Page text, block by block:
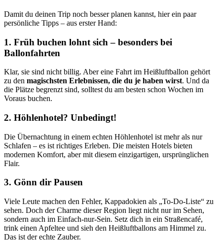
Damit du deinen Trip noch besser planen kannst, hier ein paar
persönliche Tipps – aus erster Hand:
1. Früh buchen lohnt sich – besonders bei
Ballonfahrten
Klar, sie sind nicht billig. Aber eine Fahrt im Heißluftballon gehört
zu den magischsten Erlebnissen, die du je haben wirst. Und da
die Plätze begrenzt sind, solltest du am besten schon Wochen im
Voraus buchen.
2. Höhlenhotel? Unbedingt!
Die Übernachtung in einem echten Höhlenhotel ist mehr als nur
Schlafen – es ist richtiges Erleben. Die meisten Hotels bieten
modernen Komfort, aber mit diesem einzigartigen, ursprünglichen
Flair.
3. Gönn dir Pausen
Viele Leute machen den Fehler, Kappadokien als „To-Do-Liste“ zu
sehen. Doch der Charme dieser Region liegt nicht nur im Sehen,
sondern auch im Einfach-nur-Sein. Setz dich in ein Straßencafé,
trink einen Apfeltee und sieh den Heißluftballons am Himmel zu.
Das ist der echte Zauber.